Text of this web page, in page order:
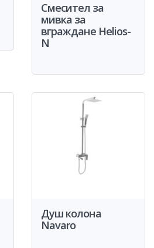
Смесител за
мивка за
вграждане Helios-
N
Душ колона
Navaro